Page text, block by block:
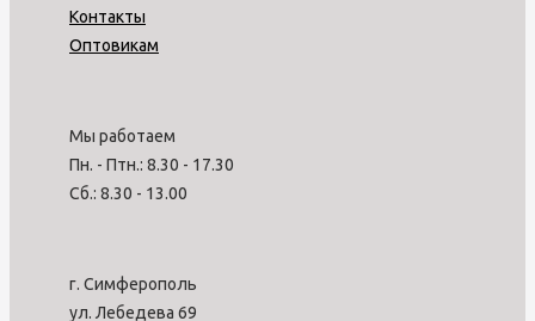
Контакты
Оптовикам
Мы работаем
Пн. - Птн.: 8.30 - 17.30
Сб.: 8.30 - 13.00
г. Симферополь
ул. Лебедева 69